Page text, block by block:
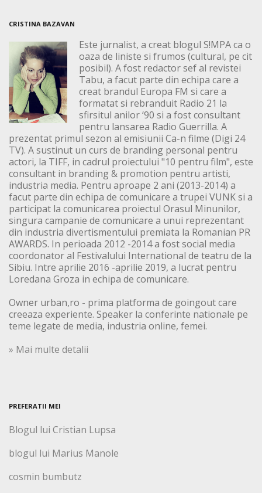
CRISTINA BAZAVAN
Este jurnalist, a creat blogul S!MPA ca o
oaza de liniste si frumos (cultural, pe cit
posibil). A fost redactor sef al revistei
Tabu, a facut parte din echipa care a
creat brandul Europa FM si care a
formatat si rebranduit Radio 21 la
sfirsitul anilor ‘90 si a fost consultant
pentru lansarea Radio Guerrilla. A
prezentat primul sezon al emisiunii Ca-n filme (Digi 24
TV). A sustinut un curs de branding personal pentru
actori, la TIFF, in cadrul proiectului "10 pentru film", este
consultant in branding & promotion pentru artisti,
industria media. Pentru aproape 2 ani (2013-2014) a
facut parte din echipa de comunicare a trupei VUNK si a
participat la comunicarea proiectul Orasul Minunilor,
singura campanie de comunicare a unui reprezentant
din industria divertismentului premiata la Romanian PR
AWARDS. In perioada 2012 -2014 a fost social media
coordonator al Festivalului International de teatru de la
Sibiu. Intre aprilie 2016 -aprilie 2019, a lucrat pentru
Loredana Groza in echipa de comunicare.
Owner urban,ro - prima platforma de goingout care
creeaza experiente. Speaker la conferinte nationale pe
teme legate de media, industria online, femei.
» Mai multe detalii
PREFERATII MEI
Blogul lui Cristian Lupsa
blogul lui Marius Manole
cosmin bumbutz